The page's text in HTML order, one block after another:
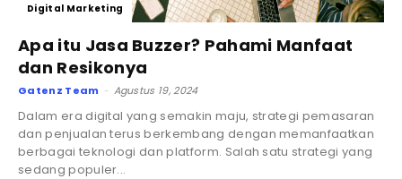
Digital Marketing
Apa itu Jasa Buzzer? Pahami Manfaat
dan Resikonya
Gatenz Team - Agustus 19, 2024
Dalam era digital yang semakin maju, strategi pemasaran
dan penjualan terus berkembang dengan memanfaatkan
berbagai teknologi dan platform. Salah satu strategi yang
sedang populer...